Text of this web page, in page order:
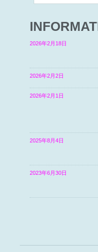
2026年2月18日
2026年2月2日
2026年2月1日
2025年8月4日
2023年6月30日